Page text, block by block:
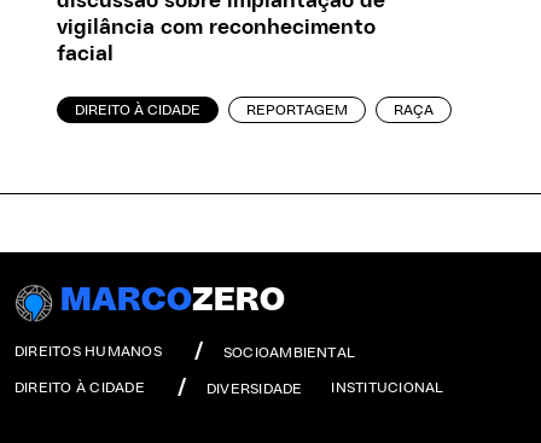
vigilância com reconhecimento
facial
DIREITO À CIDADE REPORTAGEM RAÇA
MARCOZERO
DIREITOS HUMANOS SOCIOAMBIENTAL
DIREITO À CIDADE DIVERSIDADE INSTITUCIONAL